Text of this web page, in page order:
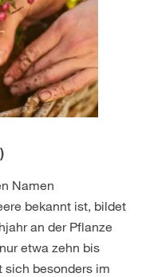
Namen
bekannt ist, bildet
an der Pflanze
etwa zehn bis
besonders im